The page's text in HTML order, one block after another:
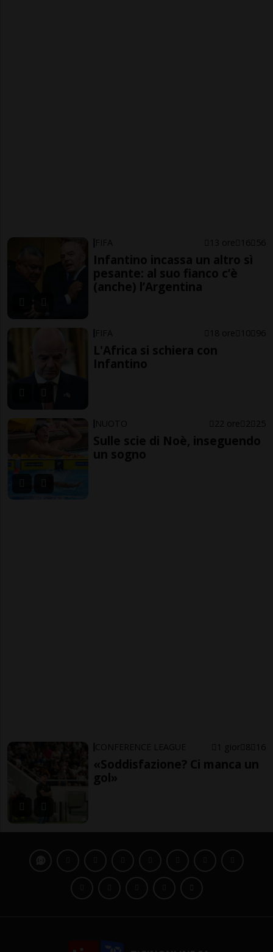
FIFA 13 ore 16 56
Infantino incassa un altro sì
pesante: al suo fianco c’è
(anche) l’Argentina
FIFA 18 ore 10 96
L'Africa si schiera con
Infantino
NUOTO 22 ore 2 25
Sulle scie di Noè, inseguendo
un sogno
CONFERENCE LEAGUE 1 gior 8 16
«Soddisfazione? Ci manca un
gol»